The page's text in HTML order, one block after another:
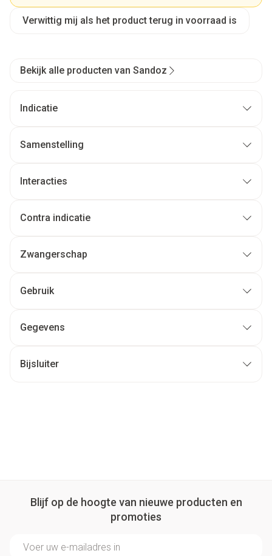
Verwittig mij als het product terug in voorraad is
Bekijk alle producten van Sandoz
Indicatie
Samenstelling
Interacties
Contra indicatie
Zwangerschap
Gebruik
Gegevens
Bijsluiter
Blijf op de hoogte van nieuwe producten en
promoties